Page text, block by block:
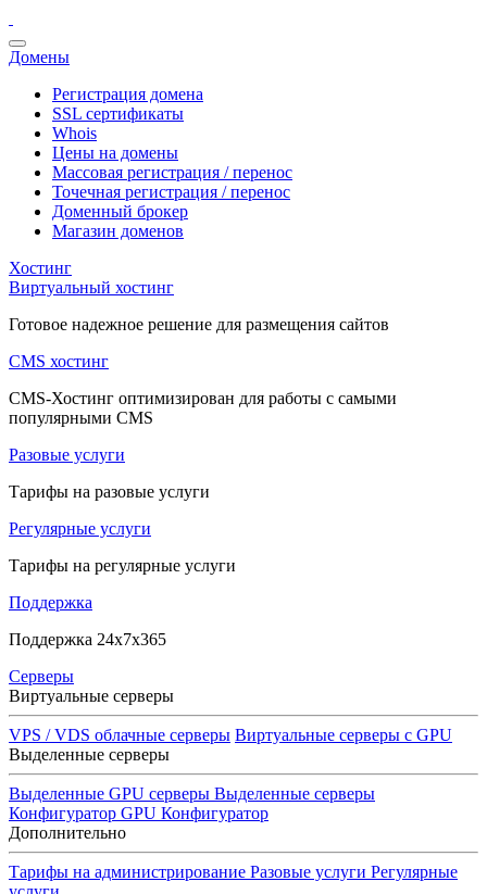
Домены
Регистрация домена
SSL сертификаты
Whois
Цены на домены
Массовая регистрация / перенос
Точечная регистрация / перенос
Доменный брокер
Магазин доменов
Хостинг
Виртуальный хостинг
Готовое надежное решение для размещения сайтов
CMS хостинг
CMS-Хостинг оптимизирован для работы с самыми
популярными CMS
Разовые услуги
Тарифы на разовые услуги
Регулярные услуги
Тарифы на регулярные услуги
Поддержка
Поддержка 24x7x365
Серверы
Виртуальные серверы
VPS / VDS облачные серверы Виртуальные серверы с GPU
Выделенные серверы
Выделенные GPU серверы Выделенные серверы
Конфигуратор GPU Конфигуратор
Дополнительно
Тарифы на администрирование Разовые услуги Регулярные